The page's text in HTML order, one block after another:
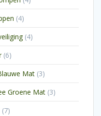
producten
44
producten
44
producten
66
producten
Mat 33
producten
Groene Mat 33
producten
77